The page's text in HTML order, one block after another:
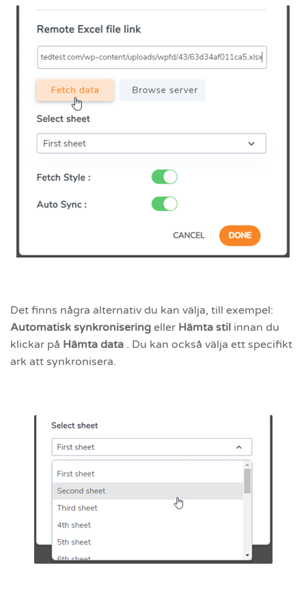
Det finns några alternativ du kan välja, till exempel:
Automatisk synkronisering eller Hämta stil innan du
klickar på Hämta data . Du kan också välja ett specifikt
ark att synkronisera.